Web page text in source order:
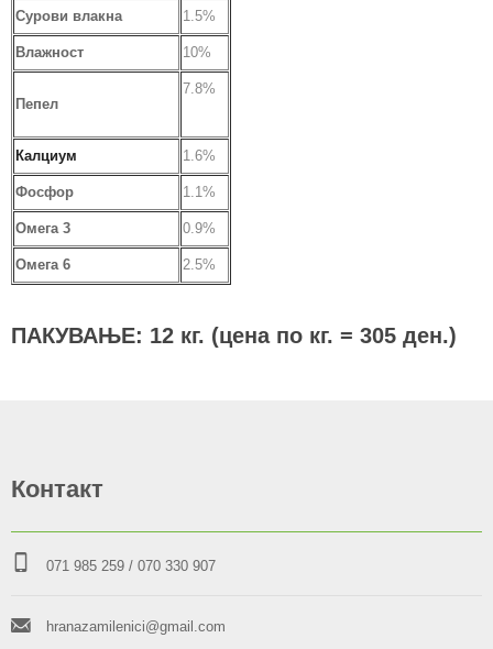
Сурови влакна 1.5%
Влажност 10%
Пепел
7.8%
Калциум 1.6%
Фосфор 1.1%
Омега 3 0.9%
Омега 6 2.5%
ПАКУВАЊЕ: 12 кг. (цена по кг. = 305 ден.)
Контакт
071 985 259 / 070 330 907
hranazamilenici@gmail.com